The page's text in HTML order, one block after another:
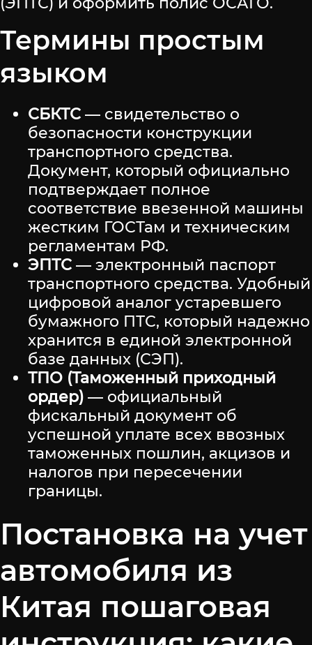
Термины простым
языком
СБКТС — свидетельство о
безопасности конструкции
транспортного средства.
Документ, который официально
подтверждает полное
соответствие ввезенной машины
жестким ГОСТам и техническим
регламентам РФ.
ЭПТС — электронный паспорт
транспортного средства. Удобный
цифровой аналог устаревшего
бумажного ПТС, который надежно
хранится в единой электронной
базе данных (СЭП).
ТПО (Таможенный приходный
ордер) — официальный
фискальный документ об
успешной уплате всех ввозных
таможенных пошлин, акцизов и
налогов при пересечении
границы.
Постановка на учет
автомобиля из
Китая пошаговая